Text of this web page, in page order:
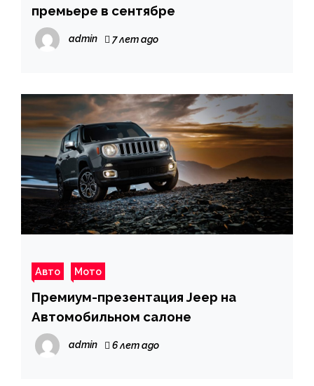
премьере в сентябре
admin 7 лет ago
Авто Мото
Премиум-презентация Jeep на
Автомобильном салоне
admin 6 лет ago